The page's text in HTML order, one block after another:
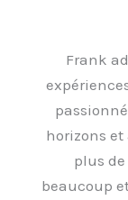
Frank
horizons et
plus
beaucoup